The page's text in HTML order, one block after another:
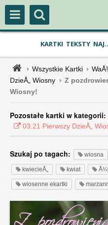
KARTKI TEKSTY
Wszystkie Kartki
DzieÅ„ Wiosny
Z
Wiosny!
Pozostałe kartki w kategorii:
03.21 Pierwszy DzieÅ„
Szukaj po tagach: wiosna
kwiecieÅ„ kwiat
wiosenne ekartki